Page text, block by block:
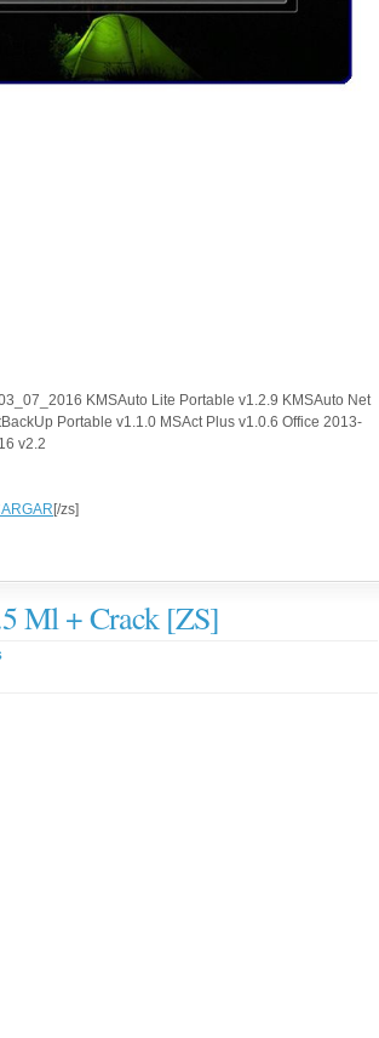
KMSAuto Lite Portable v1.2.9 KMSAuto Net
Portable v1.1.0 MSAct Plus v1.0.6 Office 2013-
v2.2
[/zs]
Ml + Crack [ZS]